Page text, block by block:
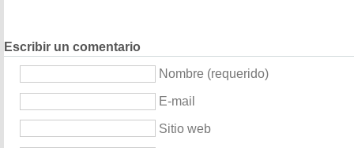
Escribir un comentario
Nombre (requerido)
E-mail
Sitio web